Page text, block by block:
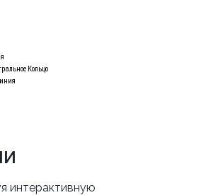
Кольцо
интерактивную